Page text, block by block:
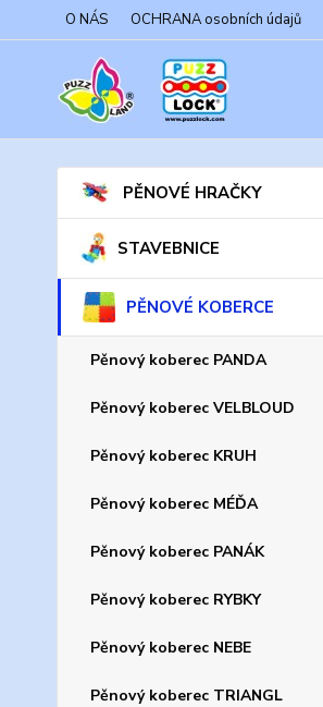
O NÁS OCHRANA osobních údajů
PĚNOVÉ HRAČKY
STAVEBNICE
PĚNOVÉ KOBERCE
Pěnový koberec PANDA
Pěnový koberec VELBLOUD
Pěnový koberec KRUH
Pěnový koberec MÉĎA
Pěnový koberec PANÁK
Pěnový koberec RYBKY
Pěnový koberec NEBE
Pěnový koberec TRIANGL